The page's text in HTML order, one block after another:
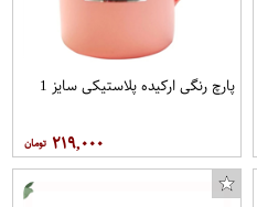
پارچ رنگی ارکیده پلاستیکی سایز 1
۲۱۹,۰۰۰